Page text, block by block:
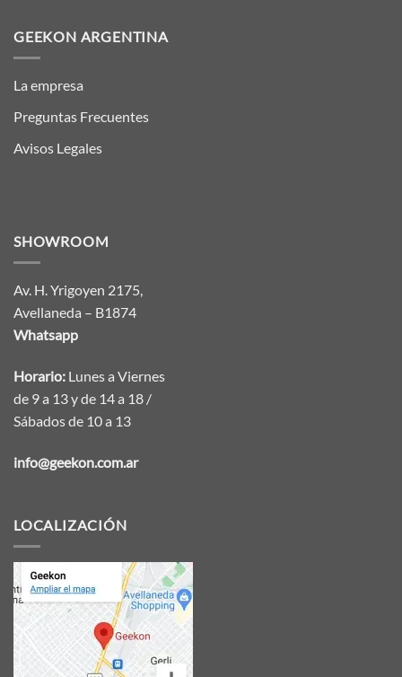
GEEKON ARGENTINA
La empresa
Preguntas Frecuentes
Avisos Legales
SHOWROOM
Av. H. Yrigoyen 2175,
Avellaneda – B1874
Whatsapp
Horario: Lunes a Viernes
de 9 a 13 y de 14 a 18 /
Sábados de 10 a 13
info@geekon.com.ar
LOCALIZACIÓN